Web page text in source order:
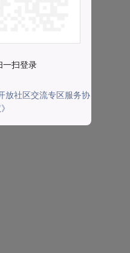
一扫登录
放社区交流专区服务协